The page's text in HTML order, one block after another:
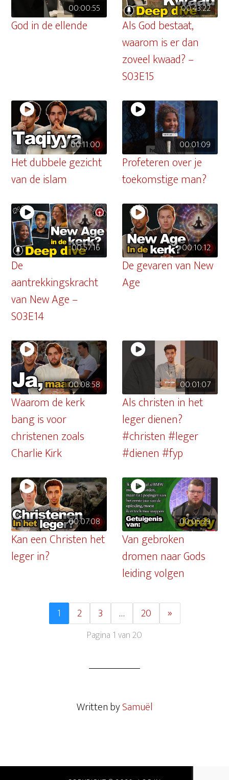
00:00:55
God in de ellende
00:43:22
Als God bestaat,
waarom is er dan
zoveel kwaad? –
S03E15
00:11:00
Het dubbele gezicht
van de islam
00:01:09
Profeteren over je
toekomstige man?
00:57:16
De
aantrekkingskracht
van New Age –
S03E14
00:10:12
De gevaren van New
Age
00:08:58
Waarom de kerk
bang is voor
christenen zoals
Charlie Kirk
00:01:07
Als christen in het
leger dienen?
#christen #leger
#dienen #fyp
00:07:08
Kan een Christen het
leger in?
00:05:29
Van gebroken
dromen naar Gods
leiding volgen
1 2 3 … 20 »
Pagina 1 van 20
Written bySamuël